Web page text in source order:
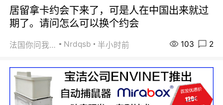
居留拿卡约会下来了，可是人在中国出来就过
期了。请问怎么可以换个约会
法国你问我答 Nrdqsb 半小时前 103 2